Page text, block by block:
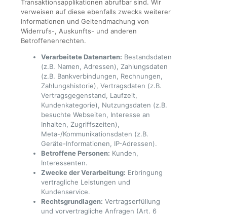
Transaktionsapplikationen abrufbar sind. Wir
verweisen auf diese ebenfalls zwecks weiterer
Informationen und Geltendmachung von
Widerrufs-, Auskunfts- und anderen
Betroffenenrechten.
Verarbeitete Datenarten: Bestandsdaten
(z.B. Namen, Adressen), Zahlungsdaten
(z.B. Bankverbindungen, Rechnungen,
Zahlungshistorie), Vertragsdaten (z.B.
Vertragsgegenstand, Laufzeit,
Kundenkategorie), Nutzungsdaten (z.B.
besuchte Webseiten, Interesse an
Inhalten, Zugriffszeiten),
Meta-/Kommunikationsdaten (z.B.
Geräte-Informationen, IP-Adressen).
Betroffene Personen: Kunden,
Interessenten.
Zwecke der Verarbeitung: Erbringung
vertragliche Leistungen und
Kundenservice.
Rechtsgrundlagen: Vertragserfüllung
und vorvertragliche Anfragen (Art. 6